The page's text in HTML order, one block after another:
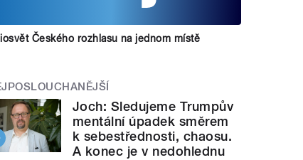
Českého rozhlasu na jednom místě
Joch: Sledujeme Trumpův
mentální úpadek směrem
k sebestřednosti, chaosu.
A konec je v nedohlednu